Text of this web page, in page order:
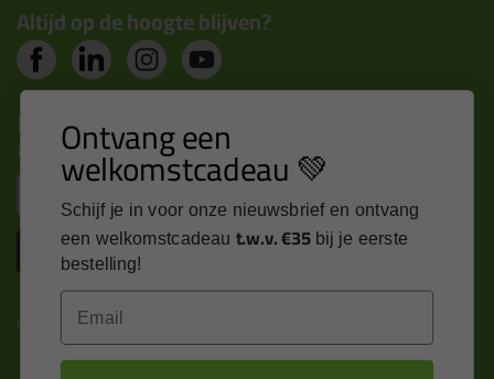
Altijd op de hoogte blijven?
Nieuws, tips en exclusieve deals rechtstreeks in je
inbox
Inschrijven
Kitcentrum is trots op:
Ontvang een
welkomstcadeau 💚
Schijf je in voor onze nieuwsbrief en ontvang
een welkomstcadeau t.w.v. €35 bij je eerste
bestelling!
Email